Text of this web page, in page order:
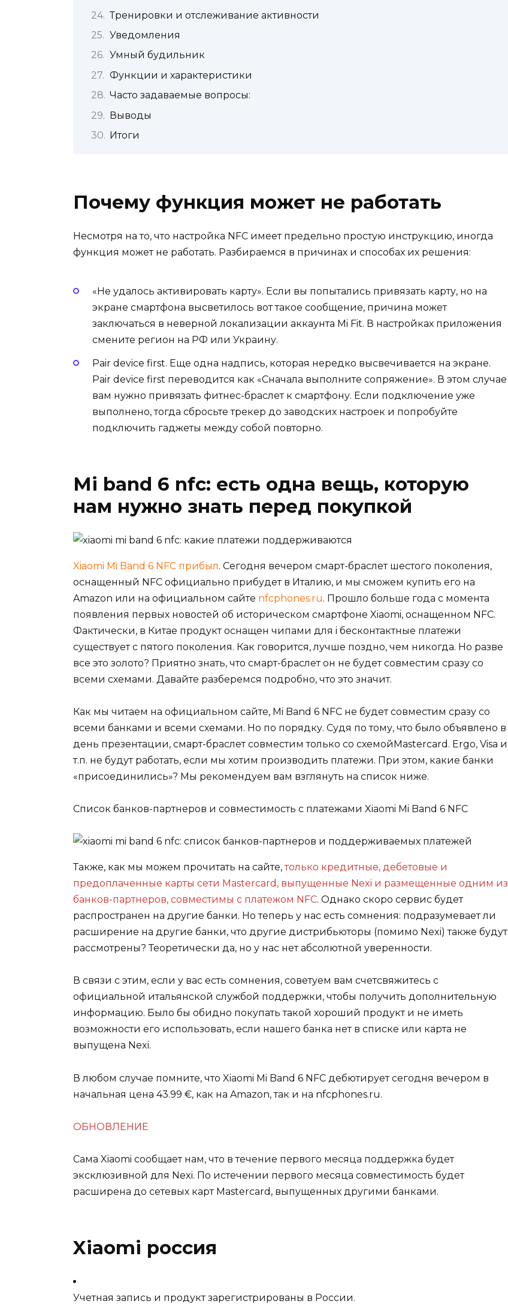
Тренировки и отслеживание активности
Уведомления
Умный будильник
Функции и характеристики
Часто задаваемые вопросы:
Выводы
Итоги
Почему функция может не работать
Несмотря на то, что настройка NFC имеет предельно простую инструкцию, иногда
функция может не работать. Разбираемся в причинах и способах их решения:
«Не удалось активировать карту». Если вы попытались привязать карту, но на
экране смартфона высветилось вот такое сообщение, причина может
заключаться в неверной локализации аккаунта Mi Fit. В настройках приложения
смените регион на РФ или Украину.
Pair device first. Еще одна надпись, которая нередко высвечивается на экране.
Pair device first переводится как «Сначала выполните сопряжение». В этом случае
вам нужно привязать фитнес-браслет к смартфону. Если подключение уже
выполнено, тогда сбросьте трекер до заводских настроек и попробуйте
подключить гаджеты между собой повторно.
Mi band 6 nfc: есть одна вещь, которую
нам нужно знать перед покупкой
Xiaomi Mi Band 6 NFC прибыл. Сегодня вечером смарт-браслет шестого поколения,
оснащенный NFC официально прибудет в Италию, и мы сможем купить его на
Amazon или на официальном сайте nfcphones.ru. Прошло больше года с момента
появления первых новостей об историческом смартфоне Xiaomi, оснащенном NFC.
Фактически, в Китае продукт оснащен чипами для i бесконтактные платежи
существует с пятого поколения. Как говорится, лучше поздно, чем никогда. Но разве
все это золото? Приятно знать, что смарт-браслетон не будет совместим сразу со
всеми схемами. Давайте разберемся подробно, что это значит.
Как мы читаем на официальном сайте, Mi Band 6 NFC не будет совместим сразу со
всеми банками и всеми схемами. Но по порядку. Судя по тому, что было объявлено в
день презентации, смарт-браслет совместимтолько со схемойMastercard . Ergo, Visa и
т.п. не будут работать, если мы хотим производить платежи. При этом, какие банки
«присоединились»? Мы рекомендуем вам взглянуть на список ниже.
Список банков-партнеров и совместимость с платежами Xiaomi Mi Band 6 NFC
Также, как мы можем прочитать на сайте,только кредитные, дебетовые и
предоплаченные карты сети Mastercard, выпущенные Nexi и размещенные одним из
банков-партнеров, совместимы с платежом NFC. Однако скоро сервис будет
распространен на другие банки. Но теперь у нас есть сомнения: подразумевает ли
расширение на другие банки, что другие дистрибьюторы (помимо Nexi) также будут
рассмотрены? Теоретически да, но у нас нет абсолютной уверенности.
В связи с этим, если у вас есть сомнения, советуем вам счетсвяжитесь с
официальной итальянской службой поддержки, чтобы получить дополнительную
информацию. Было бы обидно покупать такой хороший продукт и не иметь
возможности его использовать, если нашего банка нет в списке или карта не
выпущена Nexi.
В любом случае помните, что Xiaomi Mi Band 6 NFC дебютирует сегодня вечером в
начальная цена 43.99 €, как на Amazon, так и на nfcphones.ru.
ОБНОВЛЕНИЕ
Сама Xiaomi сообщает нам, что в течение первого месяца поддержка будет
эксклюзивной для Nexi. По истечении первого месяца совместимость будет
расширена до сетевых карт Mastercard, выпущенных другими банками.
Xiaomi россия
Учетная запись и продукт зарегистрированы в России.